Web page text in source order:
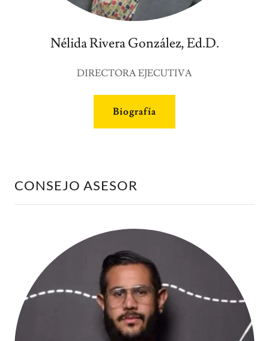
Nélida Rivera González, Ed.D.
DIRECTORA EJECUTIVA
Biografía
CONSEJO ASESOR